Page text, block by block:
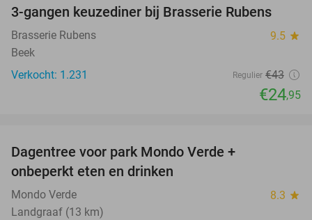
42%
3-gangen keuzediner bij Brasserie Rubens
Brasserie Rubens 9.5 star
Beek
Verkocht: 1.231
Regulier €43
€24,95
Dagentree voor park Mondo Verde +
onbeperkt eten en drinken
Mondo Verde 8.3 star
Landgraaf (13 km)